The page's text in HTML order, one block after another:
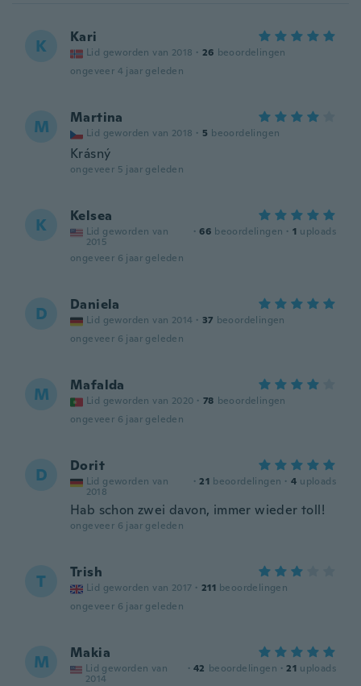
K Kari
Lid geworden van 2018 · 26 beoordelingen
ongeveer 4 jaar geleden
M Martina
Lid geworden van 2018 · 5 beoordelingen
Krásný
ongeveer 5 jaar geleden
K Kelsea
Lid geworden van
2015
· 66 beoordelingen · 1 uploads
ongeveer 6 jaar geleden
D Daniela
Lid geworden van 2014 · 37 beoordelingen
ongeveer 6 jaar geleden
M Mafalda
Lid geworden van 2020 · 78 beoordelingen
ongeveer 6 jaar geleden
D Dorit
Lid geworden van
2018
· 21 beoordelingen · 4 uploads
Hab schon zwei davon, immer wieder toll!
ongeveer 6 jaar geleden
T Trish
Lid geworden van 2017 · 211 beoordelingen
ongeveer 6 jaar geleden
M Makia
Lid geworden van
2014
· 42 beoordelingen · 21 uploads